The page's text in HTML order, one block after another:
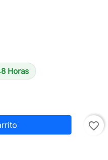
Horas
favorite_border